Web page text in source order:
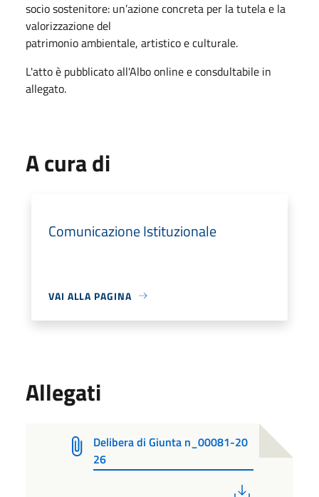
socio sostenitore: un’azione concreta per la tutela e la
valorizzazione del
patrimonio ambientale, artistico e culturale.
L'atto è pubblicato all'Albo online e consdultabile in
allegato.
A cura di
Comunicazione Istituzionale
VAI ALLA PAGINA
Allegati
Delibera di Giunta n_00081-20
26